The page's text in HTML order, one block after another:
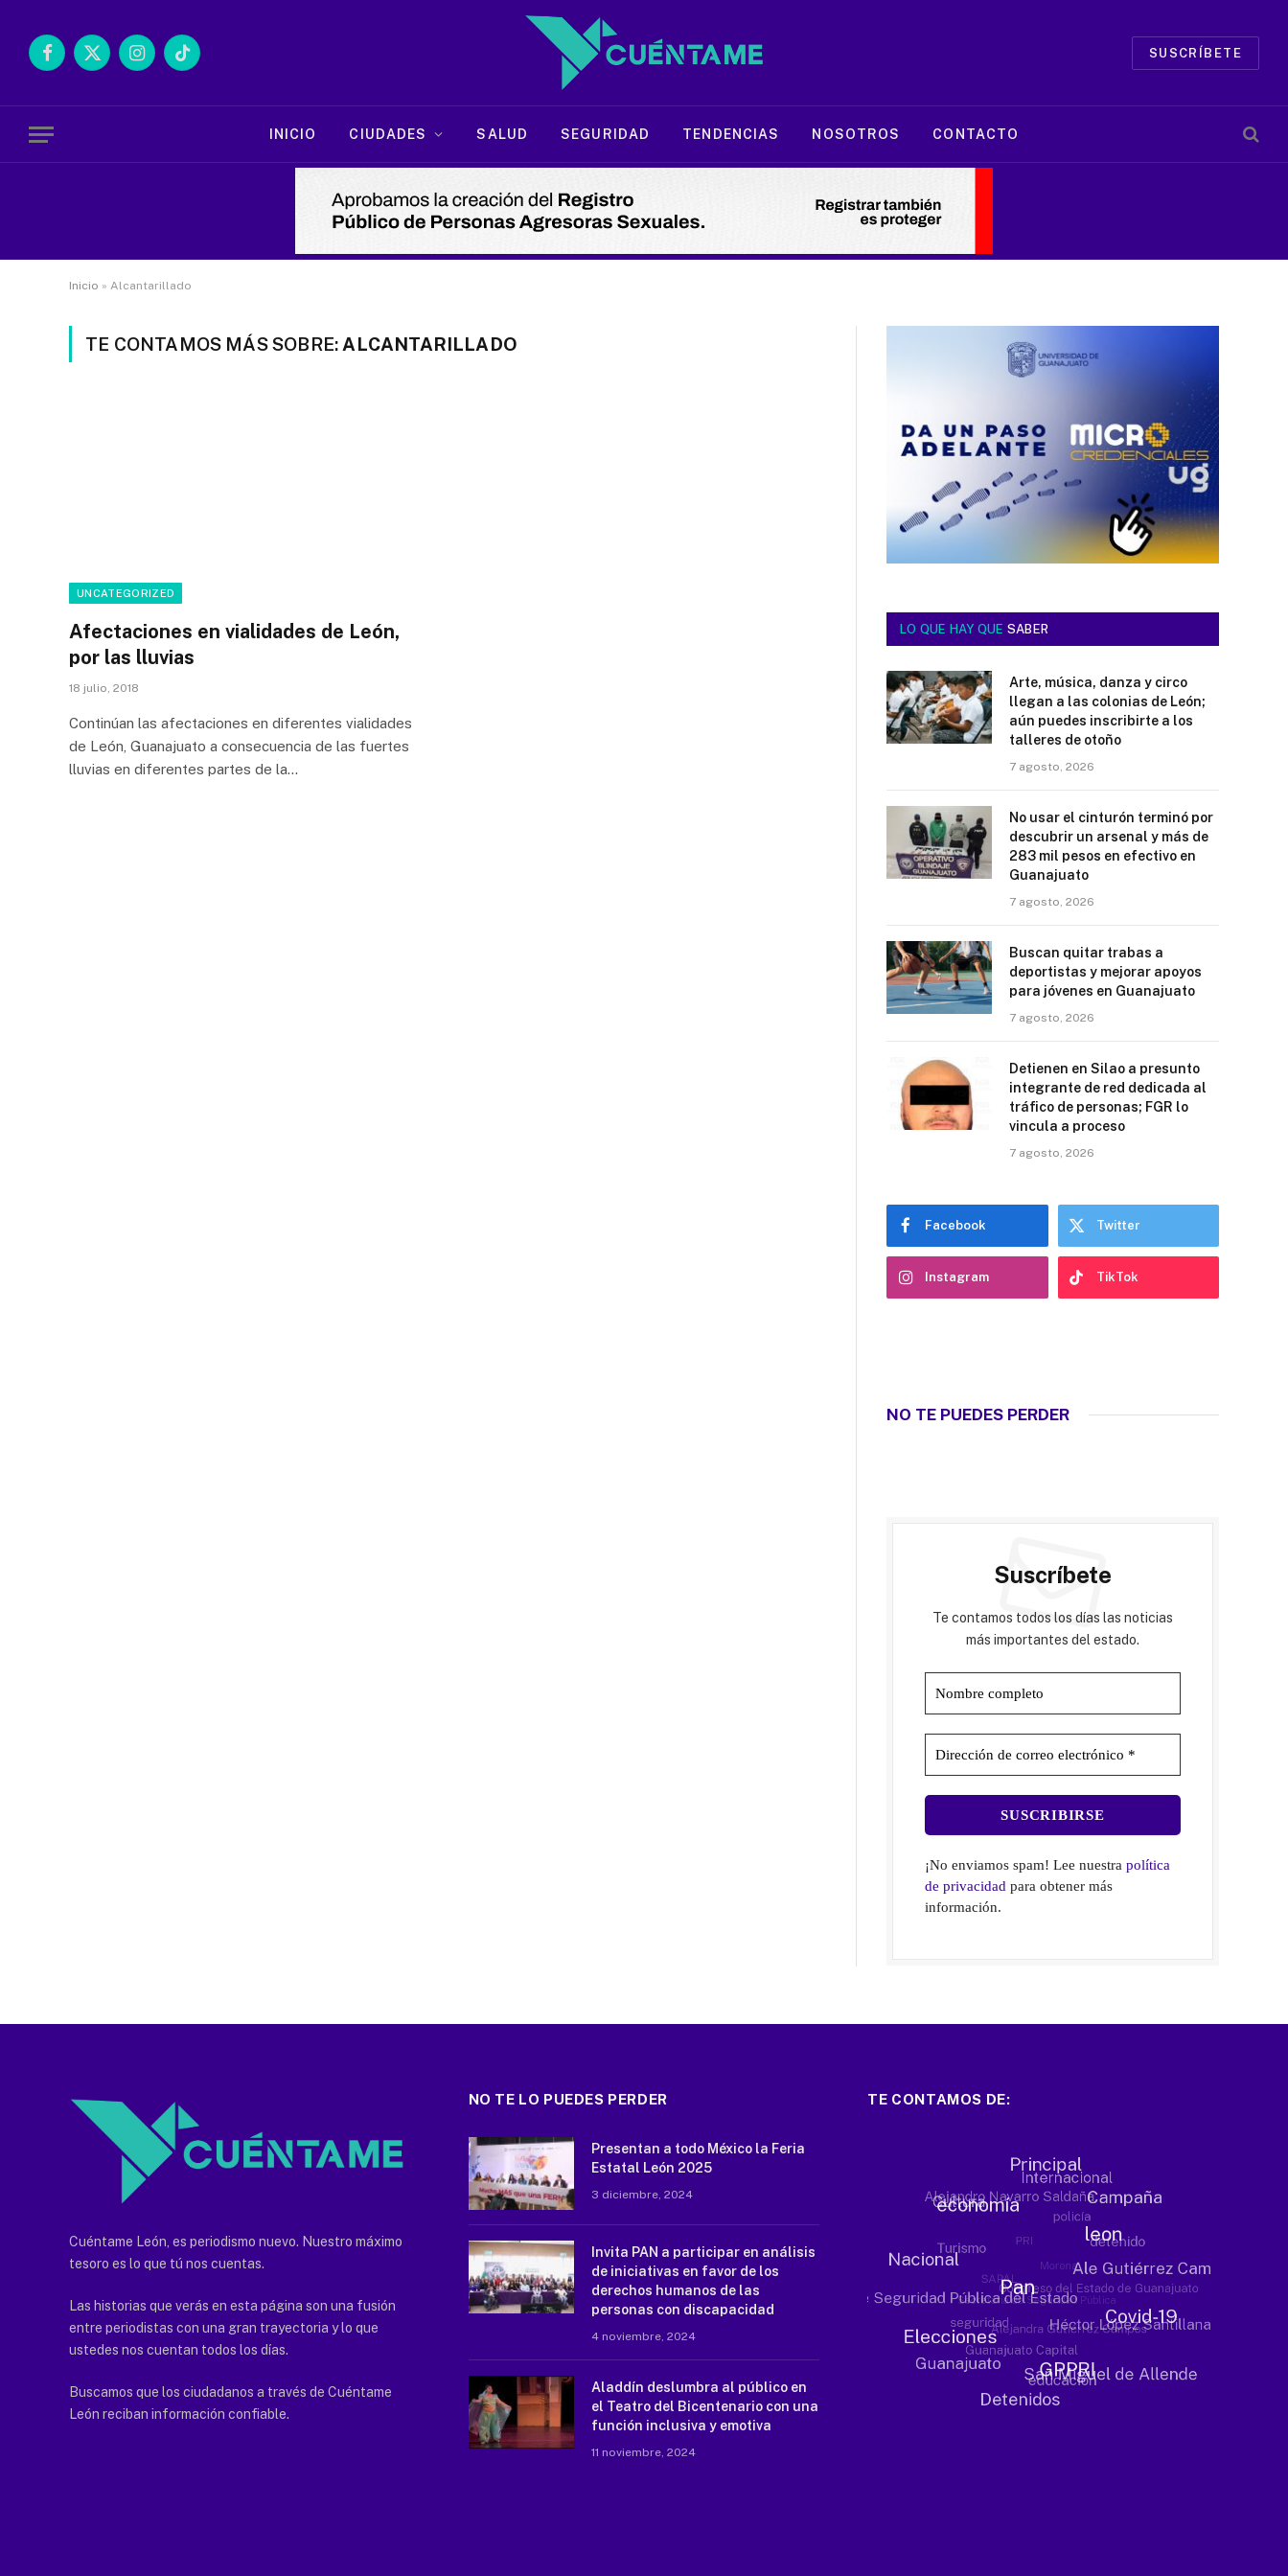
Facebook
X
InstagramTikTok
SUSCRÍBETE
INICIO CIUDADES SALUD SEGURIDAD TENDENCIAS NOSOTROS CONTACTO
Inicio » Alcantarillado
TE CONTAMOS MÁS SOBRE: ALCANTARILLADO
UNCATEGORIZED
Afectaciones en vialidades de León,
por las lluvias
18 julio, 2018
Continúan las afectaciones en diferentes vialidades
de León, Guanajuato a consecuencia de las fuertes
lluvias en diferentes partes de la…
LO QUE HAY QUE SABER
Arte, música, danza y circo
llegan a las colonias de León;
aún puedes inscribirte a los
talleres de otoño
7 agosto, 2026
No usar el cinturón terminó por
descubrir un arsenal y más de
283 mil pesos en efectivo en
Guanajuato
7 agosto, 2026
Buscan quitar trabas a
deportistas y mejorar apoyos
para jóvenes en Guanajuato
7 agosto, 2026
Detienen en Silao a presunto
integrante de red dedicada al
tráfico de personas; FGR lo
vincula a proceso
7 agosto, 2026
Facebook Twitter
Instagram TikTok
NO TE PUEDES PERDER
Suscríbete
Te contamos todos los días las noticias
más importantes del estado.
¡No enviamos spam! Lee nuestrapolítica
de privacidad para obtener más
información.
Cuéntame León, es periodismo nuevo. Nuestro máximo
tesoro es lo que tú nos cuentas.
Las historias que verás en esta página son una fusión
entre periodistas con una gran trayectoria y lo que
ustedes nos cuentan todos los días.
Buscamos que los ciudadanos a través de Cuéntame
León reciban información confiable.
NO TE LO PUEDES PERDER
Presentan a todo México la Feria
Estatal León 2025
3 diciembre, 2024
Invita PAN a participar en análisis
de iniciativas en favor de los
derechos humanos de las
personas con discapacidad
4 noviembre, 2024
Aladdín deslumbra al público en
el Teatro del Bicentenario con una
función inclusiva y emotiva
11 noviembre, 2024
TE CONTAMOS DE: